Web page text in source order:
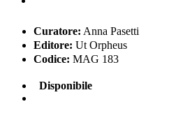
Curatore: Anna Pasetti
Editore: Ut Orpheus
Codice: MAG 183
Disponibile